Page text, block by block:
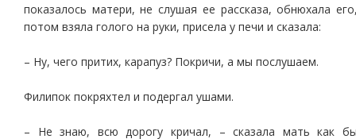
показалось матери, не слушая ее рассказа, обнюхала
потом взяла голого на руки, присела у печи и сказала:
– Ну, чего притих, карапуз? Покричи, а мы послушаем.
Филипок покряхтел и подергал ушами.
– Не знаю, всю дорогу кричал, – сказала мать как